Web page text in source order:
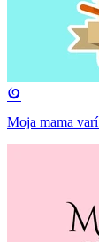
Moja mama